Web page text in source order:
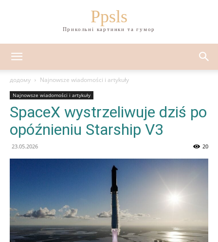
Ppsls
Прикольні картинки та гумор
додому Najnowsze wiadomości i artykuły
Najnowsze wiadomości i artykuły
SpaceX wystrzeliwuje dziś po
opóźnieniu Starship V3
23.05.2026 20